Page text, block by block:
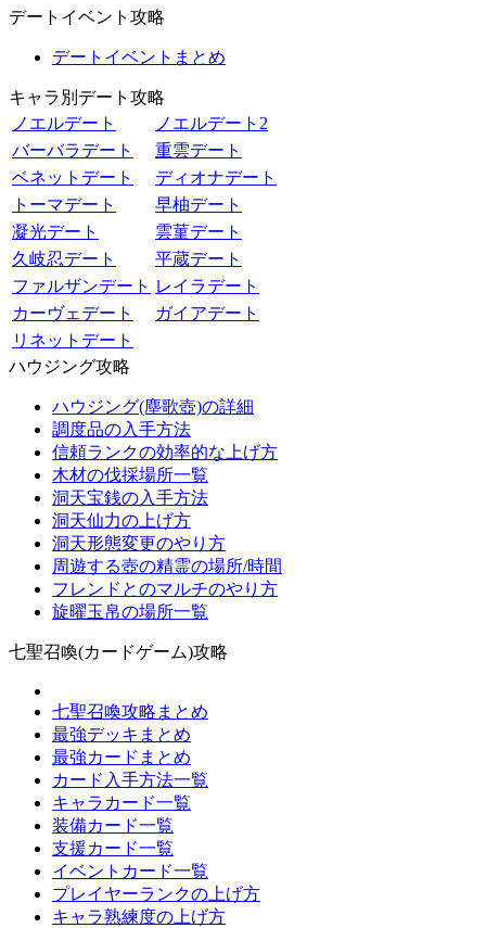
デートイベント攻略
デートイベントまとめ
キャラ別デート攻略
ノエルデート
ノエルデート2
バーバラデート
重雲デート
ベネットデート
ディオナデート
トーマデート
早柚デート
凝光デート
雲菫デート
久岐忍デート
平蔵デート
ファルザンデート レイラデート
カーヴェデート
ガイアデート
リネットデート
ハウジング攻略
ハウジング(塵歌壺)の詳細
調度品の入手方法
信頼ランクの効率的な上げ方
木材の伐採場所一覧
洞天宝銭の入手方法
洞天仙力の上げ方
洞天形態変更のやり方
周遊する壺の精霊の場所/時間
フレンドとのマルチのやり方
旋曜玉帛の場所一覧
七聖召喚(カードゲーム)攻略
七聖召喚攻略まとめ
最強デッキまとめ
最強カードまとめ
カード入手方法一覧
キャラカード一覧
装備カード一覧
支援カード一覧
イベントカード一覧
プレイヤーランクの上げ方
キャラ熟練度の上げ方